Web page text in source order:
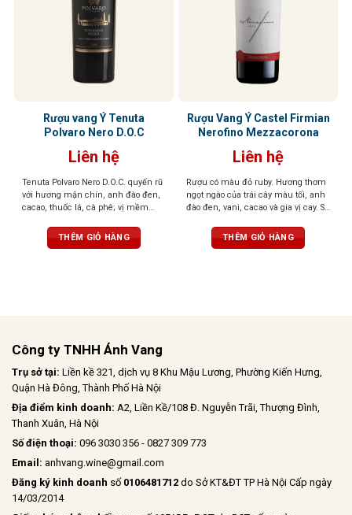
Rượu vang Ý Tenuta
Polvaro Nero D.O.C
Liên hệ
Tenuta Polvaro Nero D.O.C. quyến rũ
với hương mận chín, anh đào đen,
cacao, thuốc lá, cà phê; vị mềm
tượng khó quênTHÊM GIỎ HÀNG
Rượu Vang Ý Castel Firmian
Nerofino Mezzacorona
Liên hệ
Rượu có màu đỏ ruby. Hương thơm
ngọt ngào của trái cây màu tối, anh
đào đen, vani, cacao và gia vị cay. Sự
cảm nhận tinh tế của trái cây và các
gia vị khác. Hậu vị phong phú,
THÊM GIỎ HÀNG
Công ty TNHH Ánh Vang
Trụ sở tại: Liền kề 321, dịch vụ 8 Khu Mậu Lương, Phường Kiến Hưng,
Quận Hà Đông, Thành Phố Hà Nội
Địa điểm kinh doanh: A2, Liền Kề/108 Đ. Nguyễn Trãi, Thượng Đình,
Thanh Xuân, Hà Nội
Số điện thoại: 096 3030 356 - 0827 309 773
Email: anhvang.wine@gmail.com
Đăng ký kinh doanh số 0106481712 do Sở KT&ĐT TP Hà Nội Cấp ngày
14/03/2014